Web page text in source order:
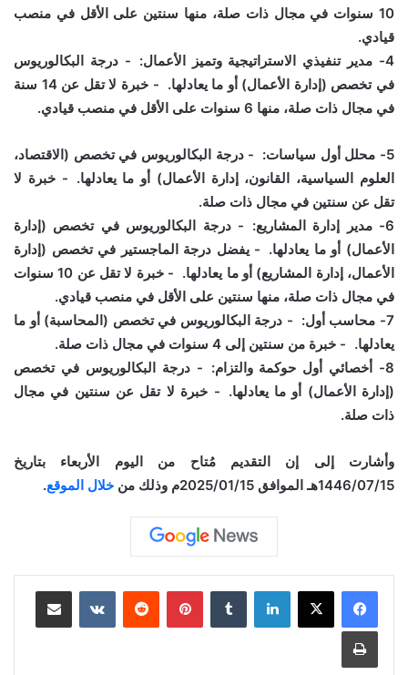
10 سنوات في مجال ذات صلة، منها سنتين على الأقل في منصب
قيادي.
‎4- مدير تنفيذي الاستراتيجية وتميز الأعمال: - درجة البكالوريوس
في تخصص (إدارة الأعمال) أو ما يعادلها. - خبرة لا تقل عن 14 سنة
في مجال ذات صلة، منها 6 سنوات على الأقل في منصب قيادي.
‎5- محلل أول سياسات: - درجة البكالوريوس في تخصص (الاقتصاد،
العلوم السياسية، القانون، إدارة الأعمال) أو ما يعادلها. - خبرة لا
تقل عن سنتين في مجال ذات صلة.
‎6- مدير إدارة المشاريع: - درجة البكالوريوس في تخصص (إدارة
الأعمال) أو ما يعادلها. - يفضل درجة الماجستير في تخصص (إدارة
الأعمال، إدارة المشاريع) أو ما يعادلها. - خبرة لا تقل عن 10 سنوات
في مجال ذات صلة، منها سنتين على الأقل في منصب قيادي.
‎7- محاسب أول: - درجة البكالوريوس في تخصص (المحاسبة) أو ما
يعادلها. - خبرة من سنتين إلى 4 سنوات في مجال ذات صلة.
‎8- أخصائي أول حوكمة والتزام: - درجة البكالوريوس في تخصص
(إدارة الأعمال) أو ما يعادلها. - خبرة لا تقل عن سنتين في مجال
ذات صلة.
‎وأشارت إلى إن التقديم مُتاح من اليوم الأربعاء بتاريخ
1446/07/15هـ الموافق 2025/01/15م وذلك من
خلال الموقع.
لينكدإن بينتيريست مشاركة عبر البريد
طباعة